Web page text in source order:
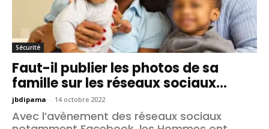
Sécurité
Faut-il publier les photos de sa
famille sur les réseaux sociaux...
jbdipama - 14 octobre 2022
Avec l’avènement des réseaux sociaux